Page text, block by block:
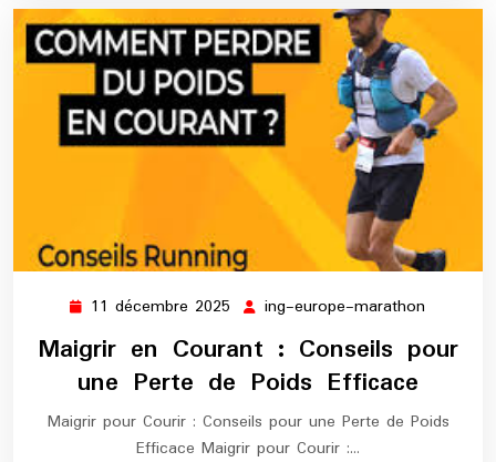
11 décembre 2025 11
décembre
2025
ing-europe-marathon
marathon
Maigrir en Courant : Conseils pour
une Perte de Poids Efficace
Maigrir pour Courir : Conseils pour une Perte de Poids
Efficace Maigrir pour Courir :…